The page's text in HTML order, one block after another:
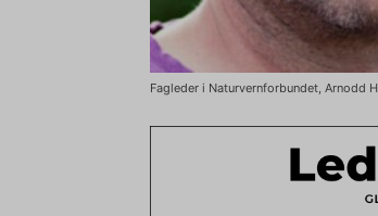
Fagleder i Naturvernforbundet, Arnodd